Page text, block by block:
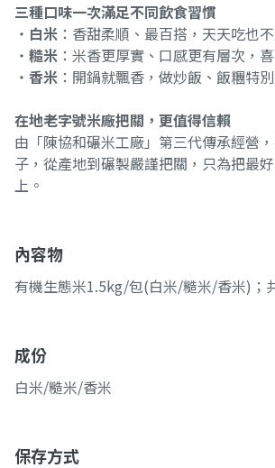
三種口味一次滿足不同飲食習慣
・ 白米 ：香甜柔順、最百搭，天天吃也
・ 糙米 ：米香更厚實、口感更有層次，
・ 香米 ：開鍋就飄香，做炒飯、飯糰特
在地老字號米廠把關，更值得信賴
由「陳協和碾米工廠」第三代傳承經營
子，從產地到碾製嚴謹把關，只為把最
上。
內容物
有機生態米1.5kg/包(白米/糙米/香米)；
成份
白米/糙米/香米
保存方式